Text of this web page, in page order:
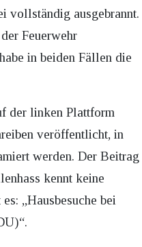
vollständig ausgebrannt.
Feuerwehr
in beiden Fällen die
der linken Plattform
veröffentlicht, in
werden. Der Beitrag
kennt keine
„Hausbesuche bei